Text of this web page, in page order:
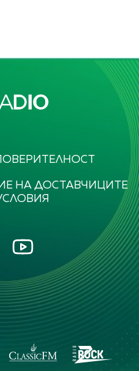
НА ДОСТАВЧИЦИТЕ